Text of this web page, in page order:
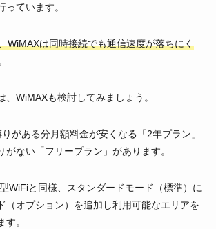
っています。
WiMAXは同時接続でも通信速度が落ちにく
、WiMAXも検討してみましょう。
がある分月額料金が安くなる「2年プラン」
がない「フリープラン」があります。
WiFiと同様、スタンダードモード（標準）に
（オプション）を追加し利用可能なエリアを
。